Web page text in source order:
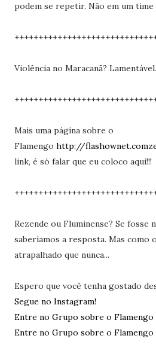
podem se repetir. Não em um time
Violência no Maracanã? Lamentável.
Mais uma página sobre o
Flamengo http://
link, é só falar que eu coloco aqui!!!
Rezende ou Fluminense? Se fosse
saberíamos a resposta. Mas como
atrapalhado que nunca...
Espero que você tenha gostado
Segue no Instagram!
Entre no Grupo sobre o Flamengo
Entre no Grupo sobre o Flamengo